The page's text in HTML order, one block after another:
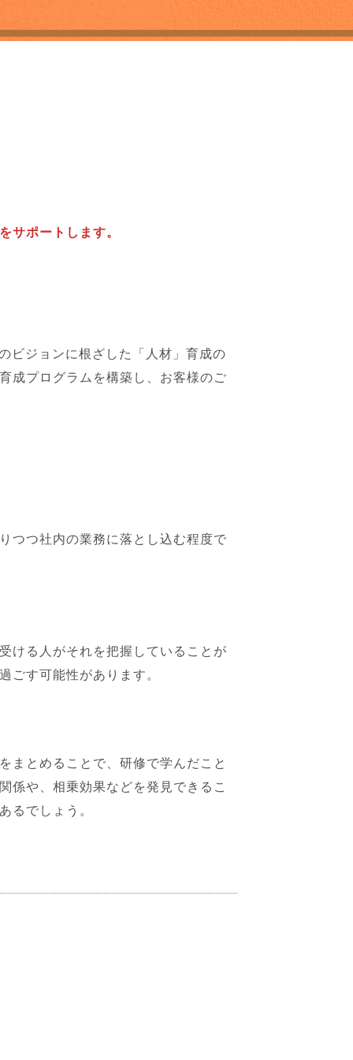
サポートします。
ビジョンに根ざした「人材」育成の
成プログラムを構築し、お客様のご
つつ社内の業務に落とし込む程度で
ける人がそれを把握していることが
ごす可能性があります。
まとめることで、研修で学んだこと
係や、相乗効果などを発見できるこ
るでしょう。